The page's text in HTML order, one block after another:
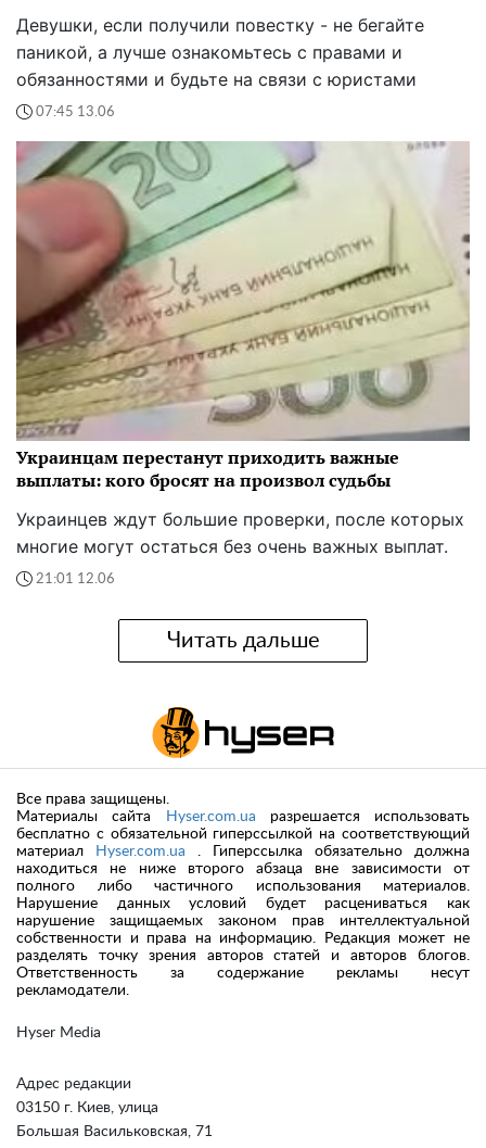
Девушки, если получили повестку - не бегайте
паникой, а лучше ознакомьтесь с правами и
обязанностями и будьте на связи с юристами
07:45 13.06
Украинцам перестанут приходить важные
выплаты: кого бросят на произвол судьбы
Украинцев ждут большие проверки, после которых
многие могут остаться без очень важных выплат.
21:01 12.06
Читать дальше
Hyser Media
Адрес редакции
03150 г. Киев, улица
Большая Васильковская, 71
Все права защищены.
Материалы сайта
Hyser.com.ua разрешается использовать
бесплатно с обязательной гиперссылкой на соответствующий
материал
Hyser.com.ua . Гиперссылка обязательно должна
находиться не ниже второго абзаца вне зависимости от
полного либо частичного использования материалов.
Нарушение данных условий будет расцениваться как
нарушение защищаемых законом прав интеллектуальной
собственности и права на информацию. Редакция может не
разделять точку зрения авторов статей и авторов блогов.
Ответственность за содержание рекламы несут
рекламодатели.